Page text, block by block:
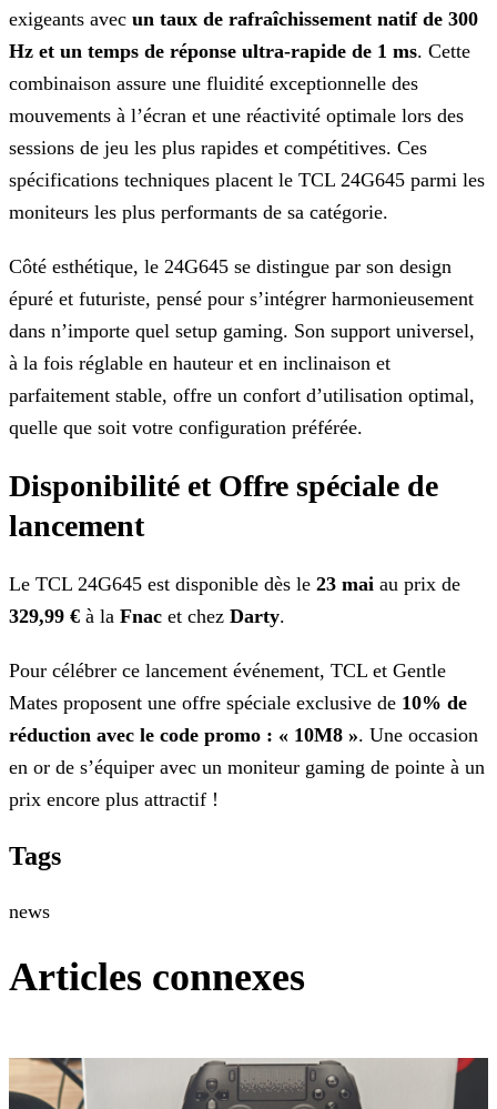
exigeants avec un taux de rafraîchissement natif de 300
Hz et un temps de réponse ultra-rapide de 1 ms. Cette
combinaison assure une fluidité exceptionnelle des
mouvements à l’écran et une réactivité optimale lors des
sessions de jeu les plus rapides et compétitives. Ces
spécifications techniques placent le TCL 24G645 parmi les
moniteurs les plus performants de sa catégorie.
Côté esthétique, le 24G645 se distingue par son design
épuré et futuriste, pensé pour s’intégrer harmonieusement
dans n’importe quel setup gaming. Son support universel,
à la fois réglable en hauteur et en inclinaison et
parfaitement stable, offre un confort d’utilisation optimal,
quelle que soit votre configuration préférée.
Disponibilité et Offre spéciale de
lancement
Le TCL 24G645 est disponible dès le 23 mai au prix de
329,99 € à la Fnac et chez Darty.
Pour célébrer ce lancement événement, TCL et Gentle
Mates proposent une offre spéciale exclusive de 10% de
réduction avec le code promo : « 10M8 ». Une occasion
en or de s’équiper avec un moniteur gaming de pointe à un
prix encore plus attractif !
Tags
news
Articles connexes